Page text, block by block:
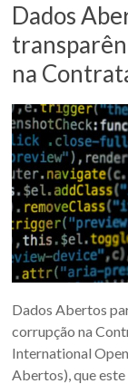
Dados
na
Dados Abertos
corrupção na
International
Abertos), que este